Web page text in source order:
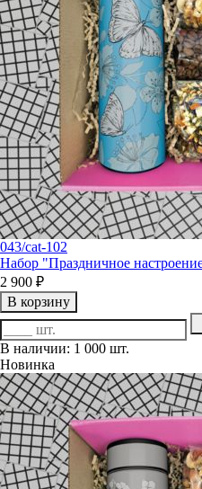
043/cat-102
Набор "Праздничное
2 900 ₽
В корзину
В наличии: 1 000 шт.
Новинка